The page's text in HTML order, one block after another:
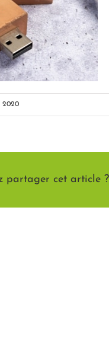
2020
partager cet article